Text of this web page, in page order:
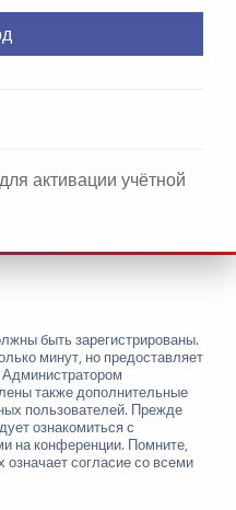
активации учётной
быть зарегистрированы.
минут, но предоставляет
также дополнительные
пользователей. Прежде
ознакомиться с
на конференции. Помните,
согласие со всеми